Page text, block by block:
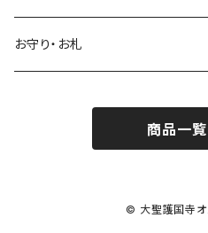
お守り・お札
商品一
© 大聖護国寺オ